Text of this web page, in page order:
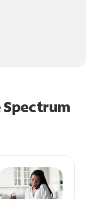
Spectrum